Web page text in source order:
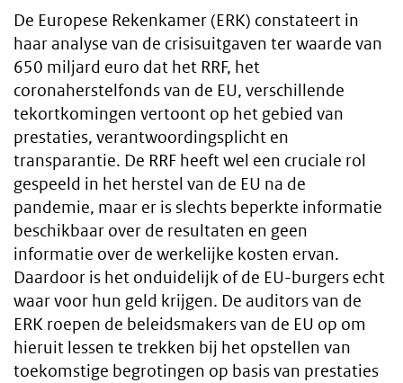
De Europese Rekenkamer (ERK) constateert in
haar analyse van de crisisuitgaven ter waarde van
650 miljard euro dat het RRF, het
coronaherstelfonds van de EU, verschillende
tekortkomingen vertoont op het gebied van
prestaties, verantwoordingsplicht en
transparantie. De RRF heeft wel een cruciale rol
gespeeld in het herstel van de EU na de
pandemie, maar er is slechts beperkte informatie
beschikbaar over de resultaten en geen
informatie over de werkelijke kosten ervan.
Daardoor is het onduidelijk of de EU-burgers echt
waar voor hun geld krijgen. De auditors van de
ERK roepen de beleidsmakers van de EU op om
hieruit lessen te trekken bij het opstellen van
toekomstige begrotingen op basis van prestaties